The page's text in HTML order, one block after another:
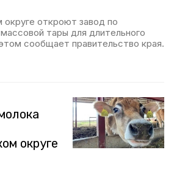
откроют завод по
тары для длительного
сообщает правительство края.
округе